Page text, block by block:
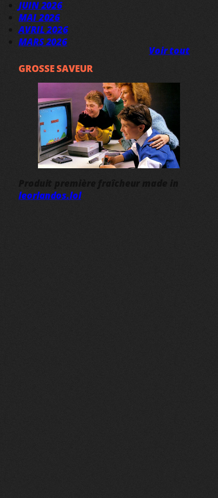
JUIN 2026
MAI 2026
AVRIL 2026
MARS 2026
Voir tout
GROSSE SAVEUR
Produit première fraîcheur made in
leorlandos.lol